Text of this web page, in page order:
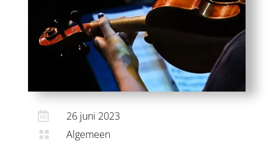
 26 juni 2023
 Algemeen